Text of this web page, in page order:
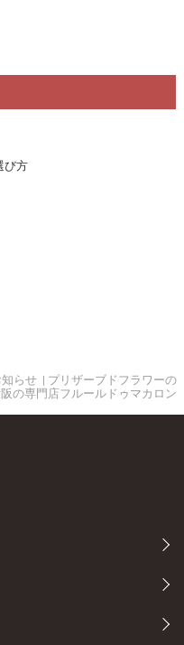
知らせ | プリザーブドフラワーの
の専門店フルールドゥマカロン
び方